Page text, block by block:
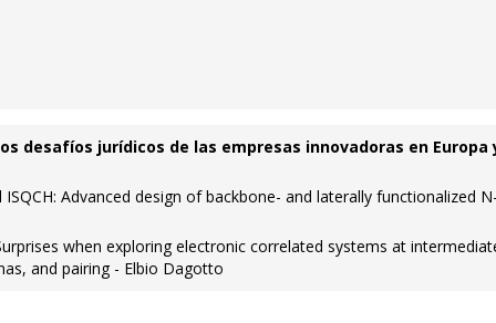
desafíos jurídicos de las empresas innovadoras en Europa
Advanced design of backbone- and laterally functionalized
when exploring electronic correlated systems at
and pairing - Elbio Dagotto